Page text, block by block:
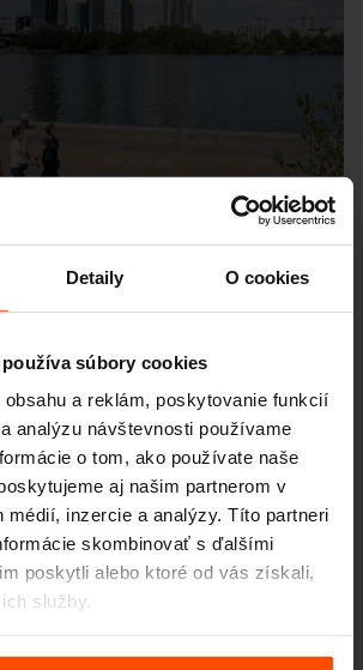
Detaily O cookies
súbory cookies
obsahu a reklám, poskytovanie funkcií
analýzu návštevnosti používame
o tom, ako používate naše
aj našim partnerom v
médií, inzercie a analýzy. Títo partneri
skombinovať s ďalšími
poskytli alebo ktoré od vás získali,
služby.
na stránkeZásady zpracování
park